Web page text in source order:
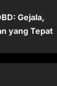
Gejala,
yang Tepat